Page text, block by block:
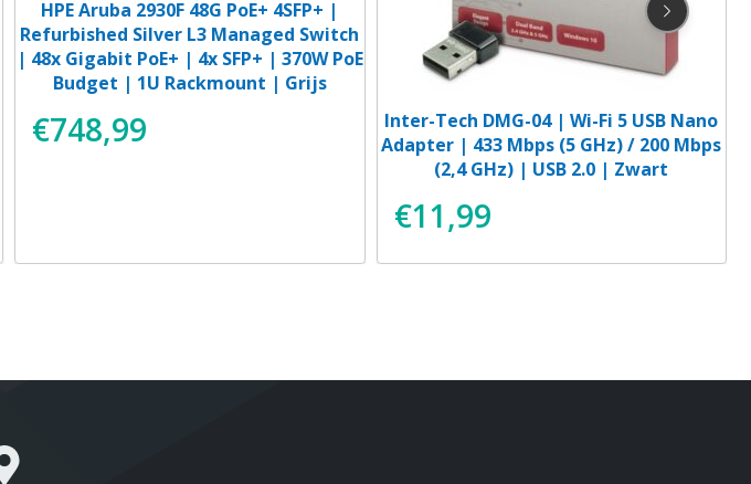
HPE Aruba 2930F 48G PoE+ 4SFP+ |
Refurbished Silver L3 Managed Switch
| 48x Gigabit PoE+ | 4x SFP+ | 370W PoE
Budget | 1U Rackmount | Grijs
€748,99
Inter-Tech DMG-04 | Wi-Fi 5 USB Nano
Adapter | 433 Mbps (5 GHz) / 200 Mbps
(2,4 GHz) | USB 2.0 | Zwart
€11,99